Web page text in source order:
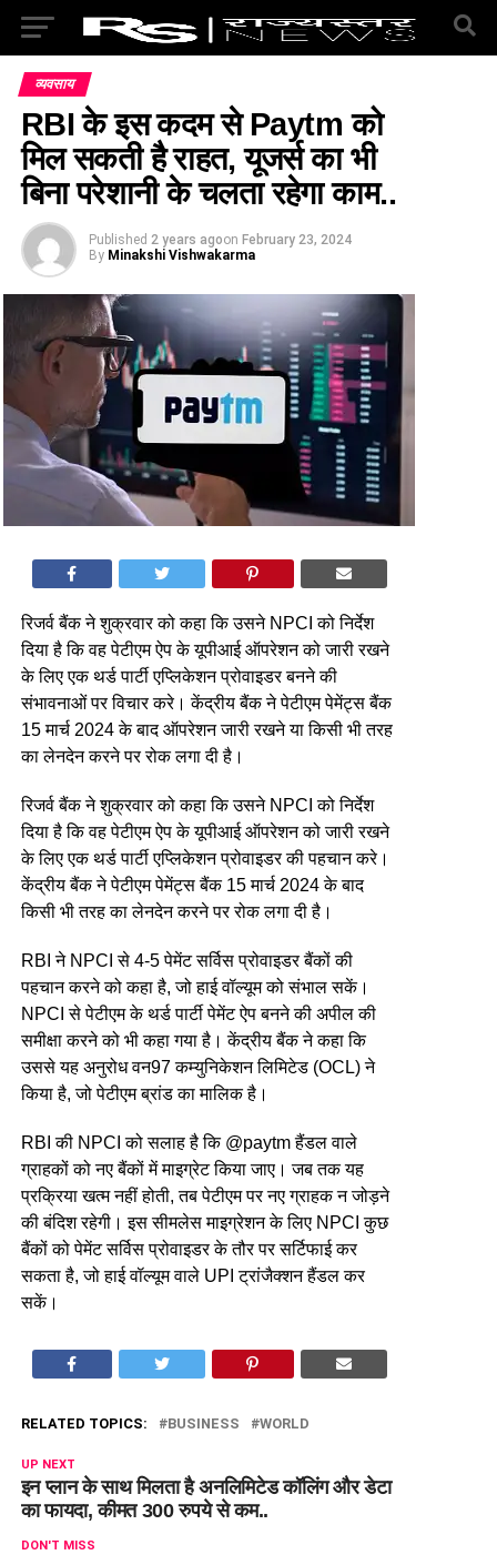
व्यवसाय
RBI के इस कदम से Paytm को
मिल सकती है राहत, यूजर्स का भी
बिना परेशानी के चलता रहेगा काम..
Published 2 years agoon February 23, 2024
By Minakshi Vishwakarma
रिजर्व बैंक ने शुक्रवार को कहा कि उसने NPCI को निर्देश
दिया है कि वह पेटीएम ऐप के यूपीआई ऑपरेशन को जारी रखने
के लिए एक थर्ड पार्टी एप्लिकेशन प्रोवाइडर बनने की
संभावनाओं पर विचार करे। केंद्रीय बैंक ने पेटीएम पेमेंट्स बैंक
15 मार्च 2024 के बाद ऑपरेशन जारी रखने या किसी भी तरह
का लेनदेन करने पर रोक लगा दी है।
रिजर्व बैंक ने शुक्रवार को कहा कि उसने NPCI को निर्देश
दिया है कि वह पेटीएम ऐप के यूपीआई ऑपरेशन को जारी रखने
के लिए एक थर्ड पार्टी एप्लिकेशन प्रोवाइडर की पहचान करे।
केंद्रीय बैंक ने पेटीएम पेमेंट्स बैंक 15 मार्च 2024 के बाद
किसी भी तरह का लेनदेन करने पर रोक लगा दी है।
RBI ने NPCI से 4-5 पेमेंट सर्विस प्रोवाइडर बैंकों की
पहचान करने को कहा है, जो हाई वॉल्यूम को संभाल सकें।
NPCI से पेटीएम के थर्ड पार्टी पेमेंट ऐप बनने की अपील की
समीक्षा करने को भी कहा गया है। केंद्रीय बैंक ने कहा कि
उससे यह अनुरोध वन97 कम्युनिकेशन लिमिटेड (OCL) ने
किया है, जो पेटीएम ब्रांड का मालिक है।
RBI की NPCI को सलाह है कि @paytm हैंडल वाले
ग्राहकों को नए बैंकों में माइग्रेट किया जाए। जब तक यह
प्रक्रिया खत्म नहीं होती, तब पेटीएम पर नए ग्राहक न जोड़ने
की बंदिश रहेगी। इस सीमलेस माइग्रेशन के लिए NPCI कुछ
बैंकों को पेमेंट सर्विस प्रोवाइडर के तौर पर सर्टिफाई कर
सकता है, जो हाई वॉल्यूम वाले UPI ट्रांजैक्शन हैंडल कर
सकें।
RELATED TOPICS: BUSINESS WORLD
UP NEXT
इन प्लान के साथ मिलता है अनलिमिटेड कॉलिंग और डेटा
का फायदा, कीमत 300 रुपये से कम..
DON'T MISS